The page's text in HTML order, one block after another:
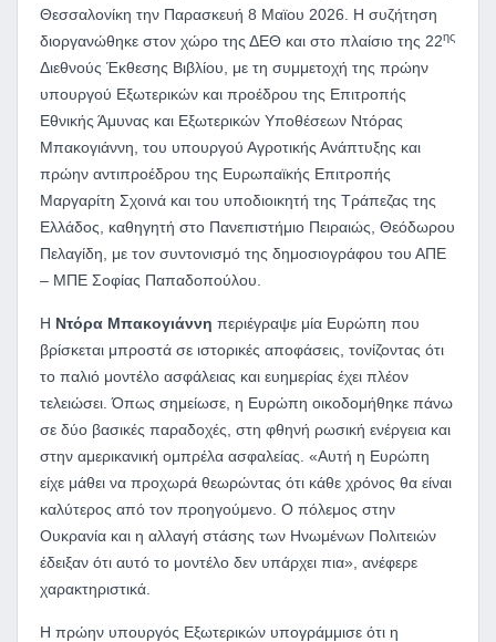
Θεσσαλονίκη την Παρασκευή 8 Μαϊου 2026. Η συζήτηση
διοργανώθηκε στον χώρο της ΔΕΘ και στο πλαίσιο της 22ης
Διεθνούς Έκθεσης Βιβλίου, με τη συμμετοχή της πρώην
υπουργού Εξωτερικών και προέδρου της Επιτροπής
Εθνικής Άμυνας και Εξωτερικών Υποθέσεων Ντόρας
Μπακογιάννη, του υπουργού Αγροτικής Ανάπτυξης και
πρώην αντιπροέδρου της Ευρωπαϊκής Επιτροπής
Μαργαρίτη Σχοινά και του υποδιοικητή της Τράπεζας της
Ελλάδος, καθηγητή στο Πανεπιστήμιο Πειραιώς, Θεόδωρου
Πελαγίδη, με τον συντονισμό της δημοσιογράφου του ΑΠΕ
– ΜΠΕ Σοφίας Παπαδοπούλου.
Η Ντόρα Μπακογιάννη περιέγραψε μία Ευρώπη που
βρίσκεται μπροστά σε ιστορικές αποφάσεις, τονίζοντας ότι
το παλιό μοντέλο ασφάλειας και ευημερίας έχει πλέον
τελειώσει. Όπως σημείωσε, η Ευρώπη οικοδομήθηκε πάνω
σε δύο βασικές παραδοχές, στη φθηνή ρωσική ενέργεια και
στην αμερικανική ομπρέλα ασφαλείας. «Αυτή η Ευρώπη
είχε μάθει να προχωρά θεωρώντας ότι κάθε χρόνος θα είναι
καλύτερος από τον προηγούμενο. Ο πόλεμος στην
Ουκρανία και η αλλαγή στάσης των Ηνωμένων Πολιτειών
έδειξαν ότι αυτό το μοντέλο δεν υπάρχει πια», ανέφερε
χαρακτηριστικά.
Η πρώην υπουργός Εξωτερικών υπογράμμισε ότι η